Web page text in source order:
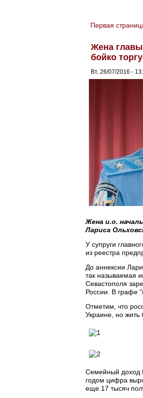
You are here
Первая
Жена главы
бойко
Вт, 26/07/2016 -
Жена и.о.
Лариса
У супруги
из реестра
До аннексии
так называемая
Севастополя
России. В графе
Отметим, что
Украине, но жить
Семейный доход
годом цифра
еще 17 тысяч